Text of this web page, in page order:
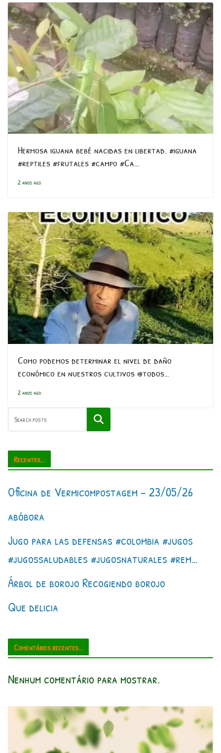
Hermosa iguana bebé nacidas en libertad. #iguana
#reptiles #frutales #campo #Ca…
2 anos ago
Como podemos determinar el nivel de daño
económico en nuestros cultivos @todos…
2 anos ago
Pesquisar
Recentes...
Oficina de Vermicompostagem – 23/05/26
abóbora
Jugo para las defensas #colombia #jugos
#jugossaludables #jugosnaturales #rem…
Árbol de borojo Recogiendo borojo
Que delicia
Comentários recentes...
Nenhum comentário para mostrar.